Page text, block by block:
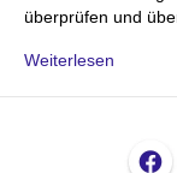
überprüfen und
Weiterlesen